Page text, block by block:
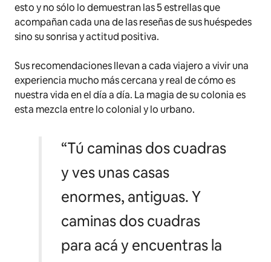
esto y no sólo lo demuestran las 5 estrellas que
acompañan cada una de las reseñas de sus huéspedes
sino su sonrisa y actitud positiva.
Sus recomendaciones llevan a cada viajero a vivir una
experiencia mucho más cercana y real de cómo es
nuestra vida en el día a día. La magia de su colonia es
esta mezcla entre lo colonial y lo urbano.
“Tú caminas dos cuadras
y ves unas casas
enormes, antiguas. Y
caminas dos cuadras
para acá y encuentras la